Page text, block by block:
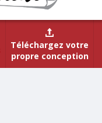
Téléchargez votre
propre conception